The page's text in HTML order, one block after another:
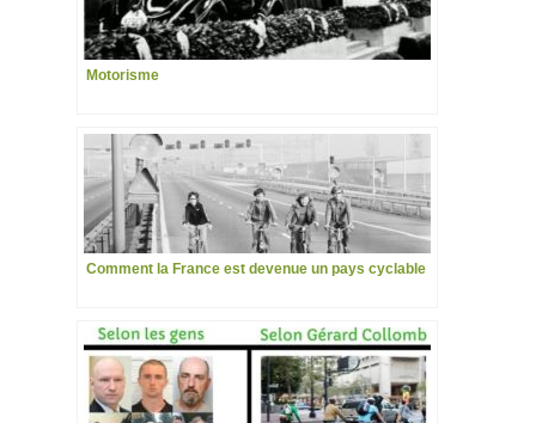
Motorisme
Comment la France est devenue un pays cyclable